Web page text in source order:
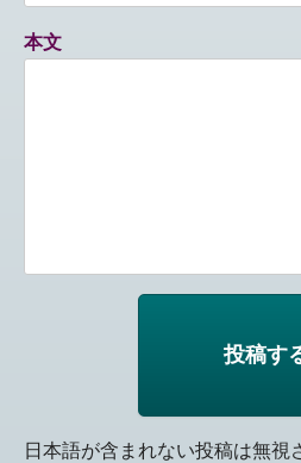
本文
日本語が含まれない投稿は無視